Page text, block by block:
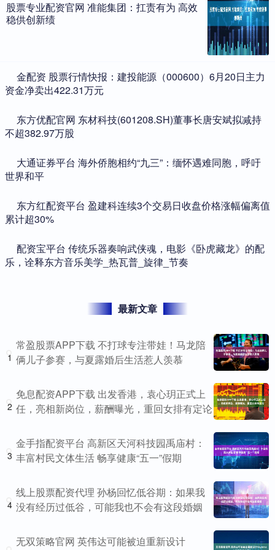
股票专业配资官网 准能集团：扛责有为 高效
稳供创新绩
​金配资 股票行情快报：建投能源（000600）6月20日主力
资金净卖出422.31万元
​东方优配官网 东材科技(601208.SH)董事长唐安斌拟减持
不超382.97万股
​大通证券平台 海外侨胞相约“九三”：缅怀遇难同胞，呼吁
世界和平
​东方红配资平台 盈建科连续3个交易日收盘价格涨幅偏离值
累计超30%
​配资宝平台 传统乐器奏响武侠魂，电影《卧虎藏龙》的配
乐，诠释东方音乐美学_热瓦普_旋律_节奏
最新文章
1
常盈股票APP下载 不打球专注带娃！马龙陪
俩儿子参赛，与夏露婚后生活惹人羡慕
2
免息配资APP下载 出发香港，袁心玥正式上
任，亮相新岗位，薪酬曝光，重回女排有定论
3
金手指配资平台 高新区天河科技园禹庙村：
丰富村民文体生活 畅享健康“五一”假期
4
线上股票配资代理 孙杨回忆低谷期：如果我
没有经历过低谷，可能我也不会有这段婚姻
无双策略官网 英伟达可能被迫重新设计